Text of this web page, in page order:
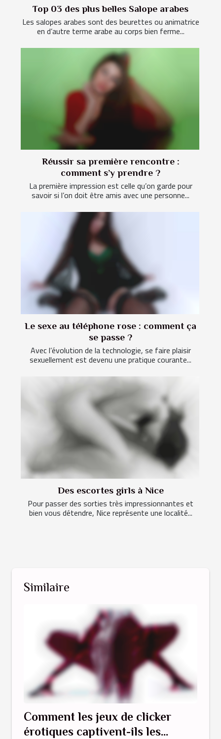
Top 03 des plus belles Salope arabes
Les salopes arabes sont des beurettes ou animatrice
en d’autre terme arabe au corps bien ferme...
Réussir sa première rencontre :
comment s’y prendre ?
La première impression est celle qu’on garde pour
savoir si l’on doit être amis avec une personne...
Le sexe au téléphone rose : comment ça
se passe ?
Avec l’évolution de la technologie, se faire plaisir
sexuellement est devenu une pratique courante...
Des escortes girls à Nice
Pour passer des sorties très impressionnantes et
bien vous détendre, Nice représente une localité...
Similaire
Comment les jeux de clicker
érotiques captivent-ils les